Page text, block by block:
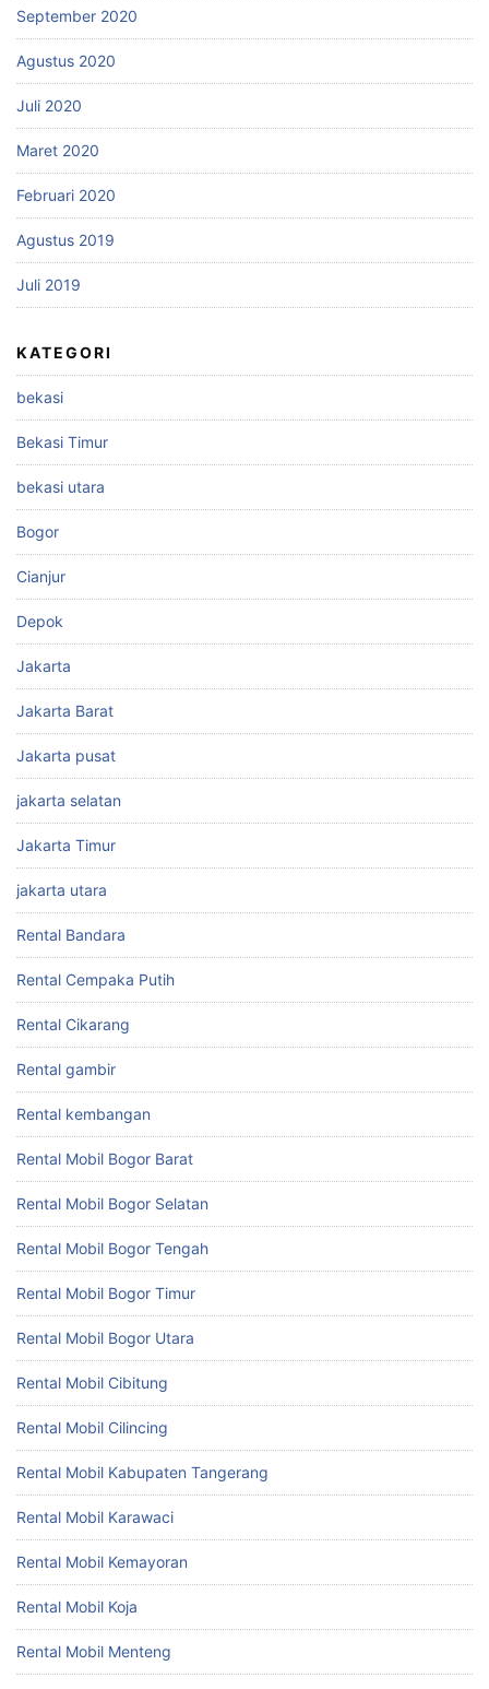
September 2020
Agustus 2020
Juli 2020
Maret 2020
Februari 2020
Agustus 2019
Juli 2019
KATEGORI
bekasi
Bekasi Timur
bekasi utara
Bogor
Cianjur
Depok
Jakarta
Jakarta Barat
Jakarta pusat
jakarta selatan
Jakarta Timur
jakarta utara
Rental Bandara
Rental Cempaka Putih
Rental Cikarang
Rental gambir
Rental kembangan
Rental Mobil Bogor Barat
Rental Mobil Bogor Selatan
Rental Mobil Bogor Tengah
Rental Mobil Bogor Timur
Rental Mobil Bogor Utara
Rental Mobil Cibitung
Rental Mobil Cilincing
Rental Mobil Kabupaten Tangerang
Rental Mobil Karawaci
Rental Mobil Kemayoran
Rental Mobil Koja
Rental Mobil Menteng